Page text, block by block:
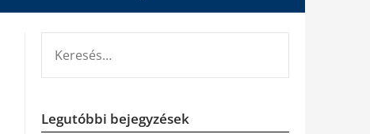
Legutóbbi bejegyzések